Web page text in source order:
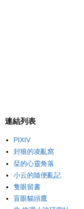
連結列表
PIXIV
封狼的凌亂窩
栞的心靈角落
小云的隨便亂記
隻眼留書
盲眼貓頭鷹